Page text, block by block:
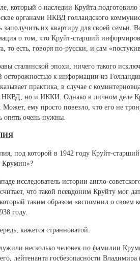
который о наследии Круйта
органами НКВД голландского
заполучить их квартиру для своей семьи.
о том, что Круйт-старший
то есть, говоря по-русски, и сам
сталинской эпохи, ничего такого
осторожностью к информации из
практика, в случае с
НКВД, но и ИККИ. Однако в личном деле
ему просто повезло, что его не
опять очень нужны.
под которой в 1942 году Круйт-
Крумин»?
исследователь истории англо-
что такой псевдоним Круйту мог
таким образом «вспомнил о
году.
кажется странноватой.
несколько человек по фамилии
лейтенанта госбезопасности